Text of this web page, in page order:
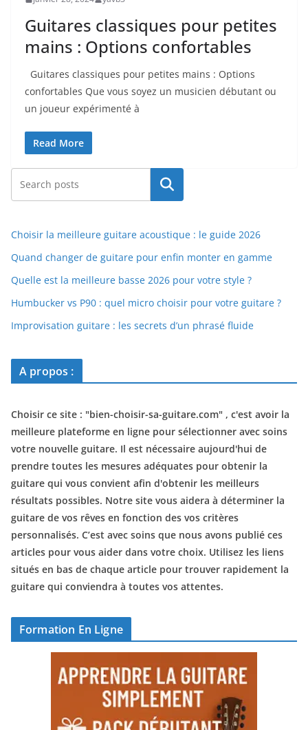
Guitares classiques pour petites
mains : Options confortables
Guitares classiques pour petites mains : Options
confortables Que vous soyez un musicien débutant ou
un joueur expérimenté à⁢
Read More
Rechercher
Choisir la meilleure guitare acoustique : le guide 2026
Quand changer de guitare pour enfin monter en gamme
Quelle est la meilleure basse 2026 pour votre style ?
Humbucker vs P90 : quel micro choisir pour votre guitare ?
Improvisation guitare : les secrets d’un phrasé fluide
A propos :
Choisir ce site : "bien-choisir-sa-guitare.com" , c'est avoir la
meilleure plateforme en ligne pour sélectionner avec soins
votre nouvelle guitare. Il est nécessaire aujourd'hui de
prendre toutes les mesures adéquates pour obtenir la
guitare qui vous convient afin d'obtenir les meilleurs
résultats possibles. Notre site vous aidera à déterminer la
guitare de vos rêves en fonction des vos critères
personnalisés. C’est avec soins que nous avons publié ces
articles pour vous aider dans votre choix. Utilisez les liens
situés en bas de chaque article pour trouver rapidement la
guitare qui conviendra à toutes vos attentes.
Formation En Ligne